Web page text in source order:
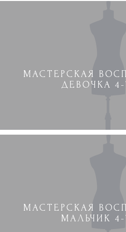
МАСТЕРСКАЯ
ДЕВОЧКА
МАСТЕРСКАЯ
МАЛЬЧИК 4-